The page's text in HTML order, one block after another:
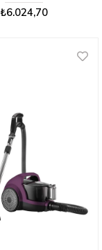
₺6.024,70